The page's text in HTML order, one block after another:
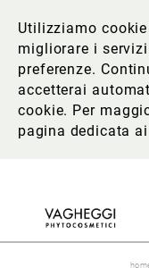
Utilizziamo
migliorare i
preferenze.
accetterai
cookie. Per
pagina dedicata